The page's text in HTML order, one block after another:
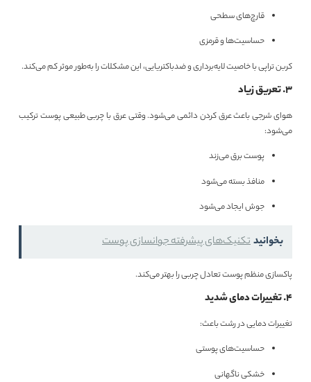
قارچ‌های سطحی
حساسیت‌ها و قرمزی
کربن تراپی با خاصیت لایه‌برداری و ضدباکتریایی، این مشکلات را به‌طور موثر کم می‌کند.
۳. تعریق زیاد
هوای شرجی باعث عرق کردن دائمی می‌شود. وقتی عرق با چربی طبیعی پوست ترکیب
می‌شود:
پوست برق می‌زند
منافذ بسته می‌شود
جوش ایجاد می‌شود
بخوانیدتکنیک‌های پیشرفته‌ جوانسازی پوست
پاکسازی منظم پوست تعادل چربی را بهتر می‌کند.
۴. تغییرات دمای شدید
تغییرات دمایی در رشت باعث:
حساسیت‌های پوستی
خشکی ناگهانی